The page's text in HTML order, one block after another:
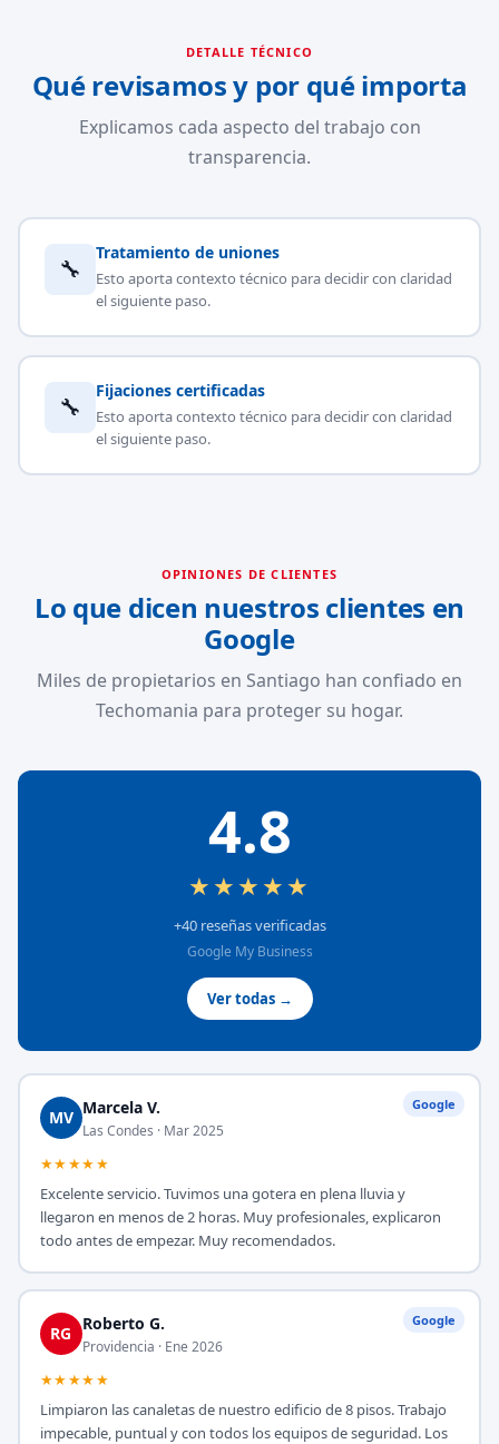
DETALLE TÉCNICO
Qué revisamos y por qué importa
Explicamos cada aspecto del trabajo con
transparencia.
🔧
Tratamiento de uniones
Esto aporta contexto técnico para decidir con claridad
el siguiente paso.
🔧
Fijaciones certificadas
Esto aporta contexto técnico para decidir con claridad
el siguiente paso.
OPINIONES DE CLIENTES
Lo que dicen nuestros clientes en
Google
Miles de propietarios en Santiago han confiado en
Techomania para proteger su hogar.
4.8
★★★★★
+40 reseñas verificadas
Google My Business
Ver todas →
Google
MV Marcela V.
Las Condes · Mar 2025
★★★★★
Excelente servicio. Tuvimos una gotera en plena lluvia y
llegaron en menos de 2 horas. Muy profesionales, explicaron
todo antes de empezar. Muy recomendados.
Google
RG Roberto G.
Providencia · Ene 2026
★★★★★
Limpiaron las canaletas de nuestro edificio de 8 pisos. Trabajo
impecable, puntual y con todos los equipos de seguridad. Los